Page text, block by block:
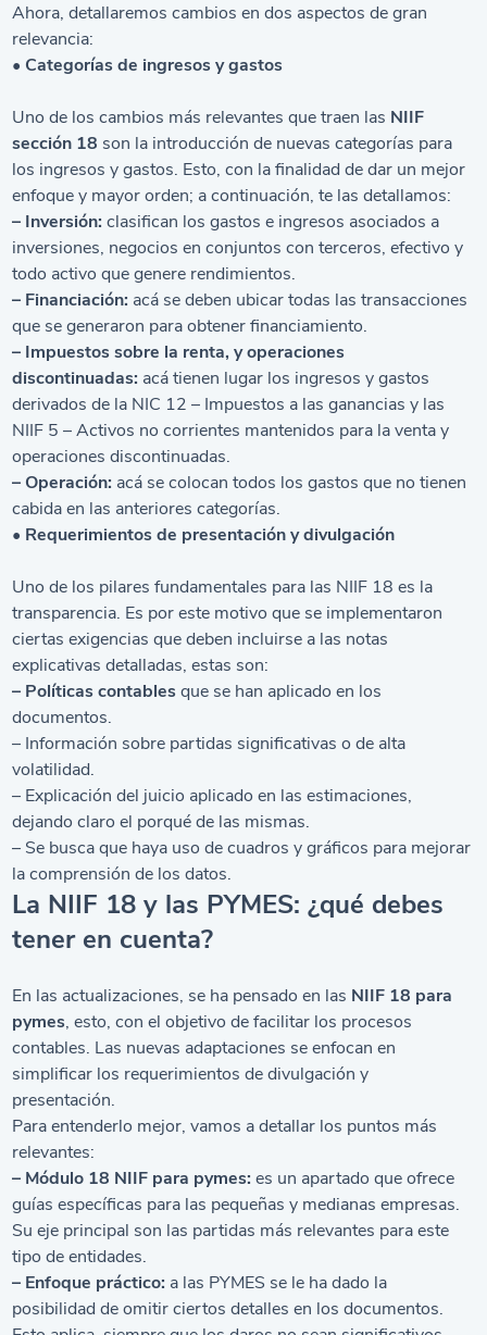
Ahora, detallaremos cambios en dos aspectos de gran
relevancia:
• Categorías de ingresos y gastos
Uno de los cambios más relevantes que traen las NIIF
sección 18 son la introducción de nuevas categorías para
los ingresos y gastos. Esto, con la finalidad de dar un mejor
enfoque y mayor orden; a continuación, te las detallamos:
– Inversión: clasifican los gastos e ingresos asociados a
inversiones, negocios en conjuntos con terceros, efectivo y
todo activo que genere rendimientos.
– Financiación: acá se deben ubicar todas las transacciones
que se generaron para obtener financiamiento.
– Impuestos sobre la renta, y operaciones
discontinuadas: acá tienen lugar los ingresos y gastos
derivados de la NIC 12 – Impuestos a las ganancias y las
NIIF 5 – Activos no corrientes mantenidos para la venta y
operaciones discontinuadas.
– Operación: acá se colocan todos los gastos que no tienen
cabida en las anteriores categorías.
• Requerimientos de presentación y divulgación
Uno de los pilares fundamentales para las NIIF 18 es la
transparencia. Es por este motivo que se implementaron
ciertas exigencias que deben incluirse a las notas
explicativas detalladas, estas son:
– Políticas contablesque se han aplicado en los
documentos.
– Información sobre partidas significativas o de alta
volatilidad.
– Explicación del juicio aplicado en las estimaciones,
dejando claro el porqué de las mismas.
– Se busca que haya uso de cuadros y gráficos para mejorar
la comprensión de los datos.
La NIIF 18 y las PYMES: ¿qué debes
tener en cuenta?
En las actualizaciones, se ha pensado en las NIIF 18 para
pymes, esto, con el objetivo de facilitar los procesos
contables. Las nuevas adaptaciones se enfocan en
simplificar los requerimientos de divulgación y
presentación.
Para entenderlo mejor, vamos a detallar los puntos más
relevantes:
– Módulo 18 NIIF para pymes:es un apartado que ofrece
guías específicas para las pequeñas y medianas empresas.
Su eje principal son las partidas más relevantes para este
tipo de entidades.
– Enfoque práctico: a las PYMES se le ha dado la
posibilidad de omitir ciertos detalles en los documentos.